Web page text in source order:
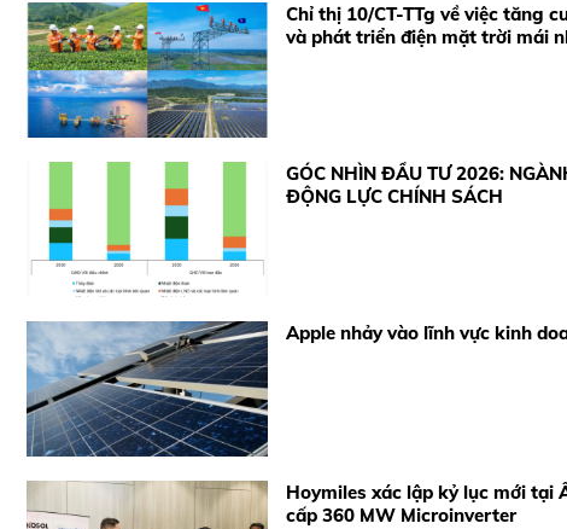
Chỉ thị 10/CT-TTg về việc tăng
và phát triển điện mặt trời mái
GÓC NHÌN ĐẦU TƯ 2026:
ĐỘNG LỰC CHÍNH SÁCH
Apple nhảy vào lĩnh vực kinh
Hoymiles xác lập kỷ lục mới tại
cấp 360 MW Microinverter